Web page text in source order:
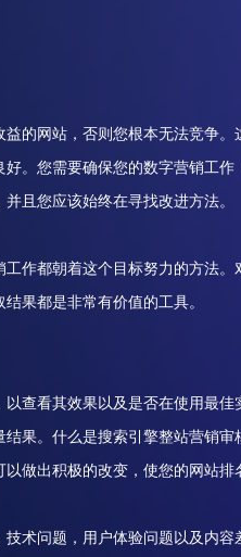
的网站，否则您根本无法竞争
。您需要确保您的数字营销工
且您应该始终在寻找改进方法。
作都朝着这个目标努力的方法
果都是非常有价值的工具。
查看其效果以及是否在使用最
果。什么是搜索引擎整站营销
做出积极的改变，使您的网站排
术问题，用户体验问题以及内